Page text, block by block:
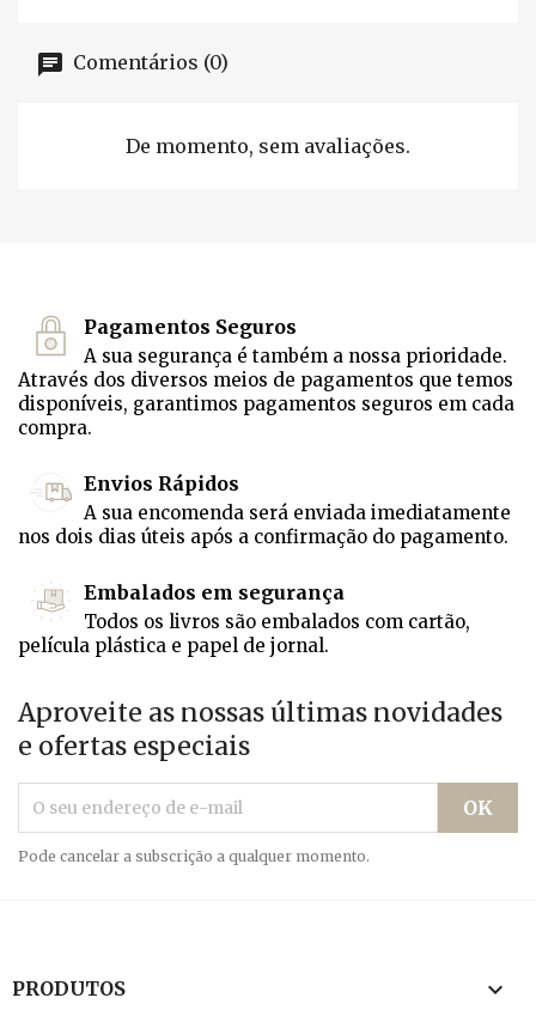
Comentários (0)
De momento, sem avaliações.
Pagamentos Seguros
A sua segurança é também a nossa prioridade.
Através dos diversos meios de pagamentos que temos
disponíveis, garantimos pagamentos seguros em cada
compra.
Envios Rápidos
A sua encomenda será enviada imediatamente
nos dois dias úteis após a confirmação do pagamento.
Embalados em segurança
Todos os livros são embalados com cartão,
película plástica e papel de jornal.
Aproveite as nossas últimas novidades
e ofertas especiais
Pode cancelar a subscrição a qualquer momento.
PRODUTOS 